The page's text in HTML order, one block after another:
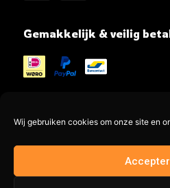
Wij gebruiken cookies om onze site en
Gemakkelijk & veilig